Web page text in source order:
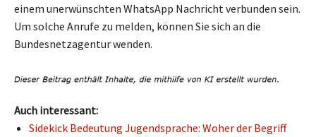
einem unerwünschten WhatsApp Nachricht verbunden sein.
Um solche Anrufe zu melden, können Sie sich an die
Bundesnetzagentur wenden.
Auch interessant:
Sidekick Bedeutung Jugendsprache: Woher der Begriff